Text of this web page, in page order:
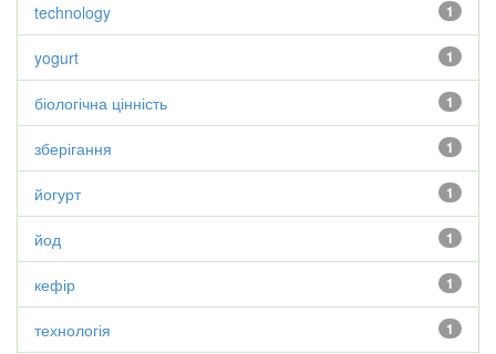
1
technology
1
yogurt
1
біологічна цінність
1
зберігання
1
йогурт
1
йод
1
кефір
1
технологія